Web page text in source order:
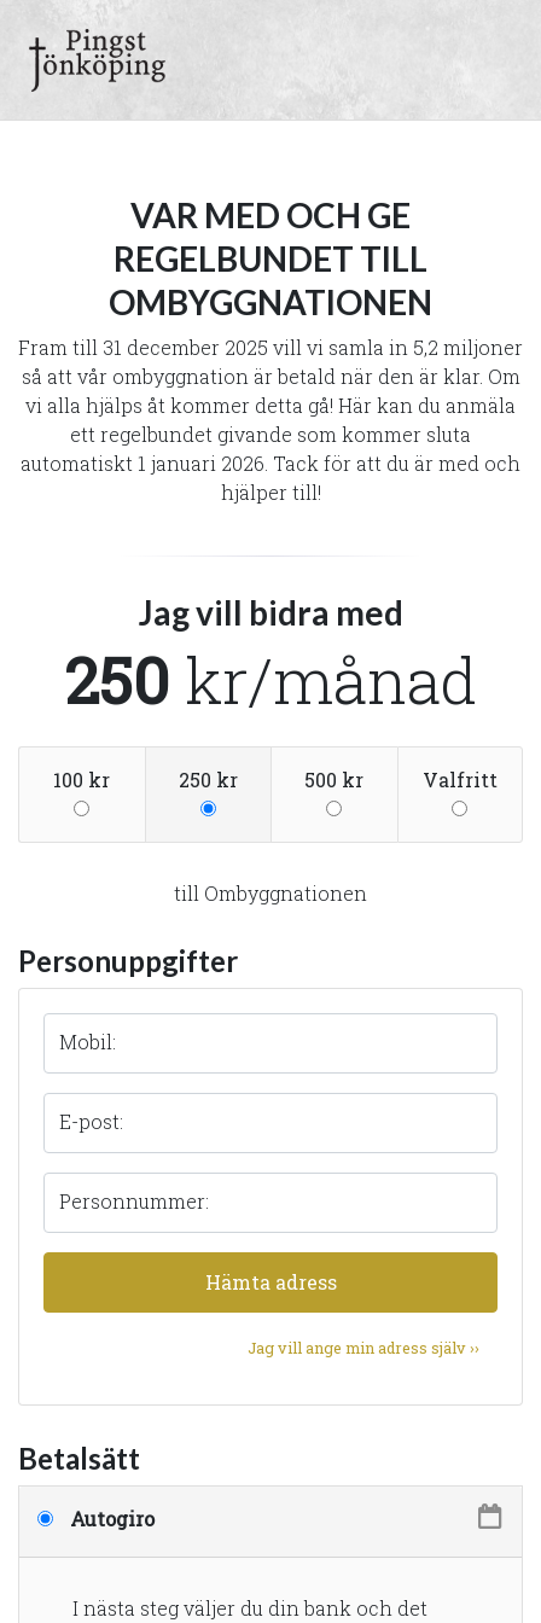
VAR MED OCH GE
REGELBUNDET TILL
OMBYGGNATIONEN
Fram till 31 december 2025 vill vi samla in 5,2 miljoner
så att vår ombyggnation är betald när den är klar. Om
vi alla hjälps åt kommer detta gå! Här kan du anmäla
ett regelbundet givande som kommer sluta
automatiskt 1 januari 2026. Tack för att du är med och
hjälper till!
Jag vill bidra med
250 kr/månad
100 kr 250 kr 500 kr Valfritt
till Ombyggnationen
Personuppgifter
Mobil:
E-post:
Personnummer:
Hämta adress
Jag vill ange min adress själv ››
Betalsätt
Autogiro
I nästa steg väljer du din bank och det